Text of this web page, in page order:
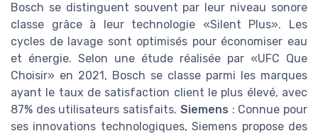
Bosch se distinguent souvent par leur niveau sonore
classe grâce à leur technologie «Silent Plus». Les
cycles de lavage sont optimisés pour économiser eau
et énergie. Selon une étude réalisée par «UFC Que
Choisir» en 2021, Bosch se classe parmi les marques
ayant le taux de satisfaction client le plus élevé, avec
87% des utilisateurs satisfaits. Siemens : Connue pour
ses innovations technologiques, Siemens propose des